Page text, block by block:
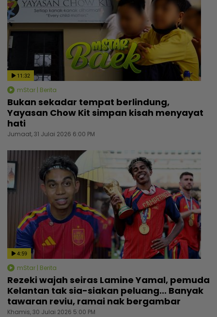
11:32
mStar | Berita
Bukan sekadar tempat berlindung,
Yayasan Chow Kit simpan kisah menyayat
hati
Jumaat, 31 Julai 2026 6:00 PM
4:59
mStar | Berita
Rezeki wajah seiras Lamine Yamal, pemuda
Kelantan tak sia-siakan peluang... Banyak
tawaran reviu, ramai nak bergambar
Khamis, 30 Julai 2026 5:00 PM